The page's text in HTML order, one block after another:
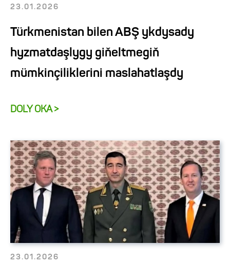
23.01.2026
Türkmenistan bilen ABŞ ykdysady
hyzmatdaşlygy giňeltmegiň
mümkinçiliklerini maslahatlaşdy
DOLY OKA >
23.01.2026